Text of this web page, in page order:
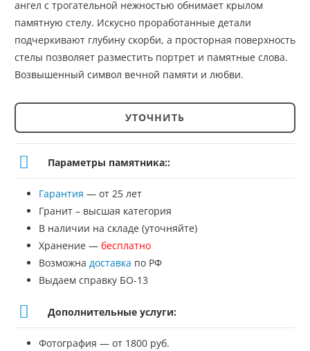
ангел с трогательной нежностью обнимает крылом
памятную стелу. Искусно проработанные детали
подчеркивают глубину скорби, а просторная поверхность
стелы позволяет разместить портрет и памятные слова.
Возвышенный символ вечной памяти и любви.
Количество
товара
Скульптура
могилу
№СК-50
УТОЧНИТЬ
Параметры памятника::
Гарантия — от 25 лет
Гранит – высшая категория
В наличии на складе (уточняйте)
Хранение — бесплатно
Возможна доставка по РФ
Выдаем справку БО-13
Дополнительные услуги:
Фотография — от 1800 руб.